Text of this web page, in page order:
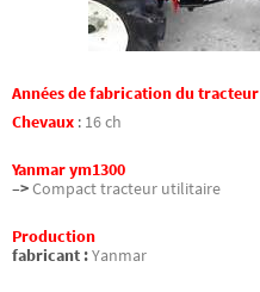
Années de fabrication du tracteur
Chevaux : 16 ch
Yanmar ym1300
–>Compact tracteur utilitaire
Production
fabricant :Yanmar